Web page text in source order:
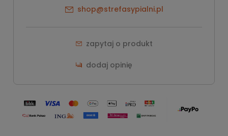
shop@strefasypialni.pl
zapytaj o produkt
dodaj opinię